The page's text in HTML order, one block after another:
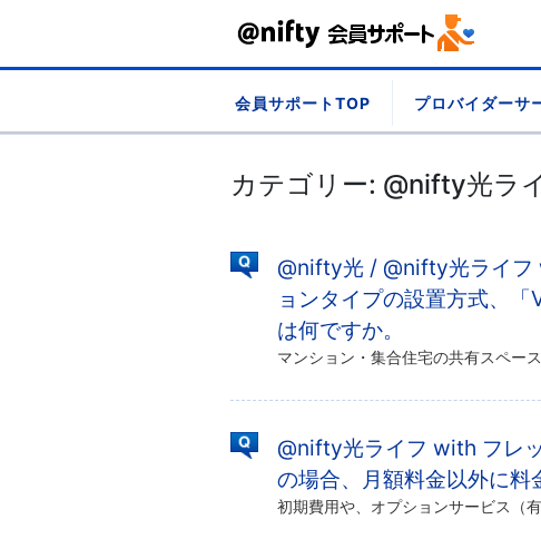
content
会員サポートTOP プロバイダーサ
カテゴリー: @nifty光ラ
@nifty光 / @nifty光ライ
ョンタイプの設置方式、
は何ですか。
@nifty光ライフ with フレ
の場合、月額料金以外に料